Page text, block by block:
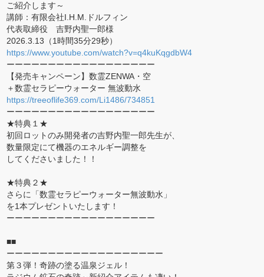
ご紹介します～
講師：有限会社I.H.M.ドルフィン
代表取締役 吉野内聖一郎様
2026.3.13（1時間35分29秒）
https://www.youtube.com/watch?v=q4kuKqgdbW4
ーーーーーーーーーーーーーーーーーー
【発売キャンペーン】数霊ZENWA・空
＋数霊セラピーウォーター 無波動水
https://treeoflife369.com/Li1486/734851
ーーーーーーーーーーーーーーーーーー
★特典１★
初回ロットのみ開発者の吉野内聖一郎先生が、
数量限定にて機器のエネルギー調整を
してくださいました！！
★特典２★
さらに「数霊セラピーウォーター無波動水」
を1本プレゼントいたします！
ーーーーーーーーーーーーーーーーーー
■■
ーーーーーーーーーーーーーーーーーーー
第３弾！奇跡の塗る温泉ジェル！